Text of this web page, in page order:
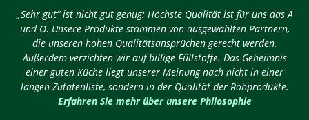
„Sehr gut“ ist nicht gut genug: Höchste Qualität ist für uns das A
und O. Unsere Produkte stammen von ausgewählten Partnern,
die unseren hohen Qualitätsansprüchen gerecht werden.
Außerdem verzichten wir auf billige Füllstoffe. Das Geheimnis
einer guten Küche liegt unserer Meinung nach nicht in einer
langen Zutatenliste, sondern in der Qualität der Rohprodukte.
Erfahren Sie mehr über unsere Philosophie